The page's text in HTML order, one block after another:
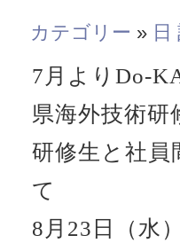
カテゴリー » 日
7月よりDo-
県海外技術
研修生と社
て
8月23日（水